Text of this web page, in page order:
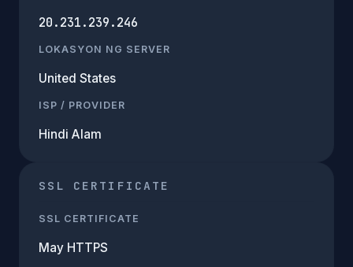
20.231.239.246
LOKASYON NG SERVER
United States
ISP / PROVIDER
Hindi Alam
SSL CERTIFICATE
SSL CERTIFICATE
May HTTPS